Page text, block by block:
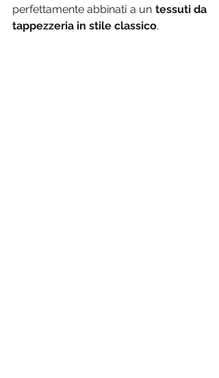
perfettamente abbinati a un tessuti da
tappezzeria in stile classico.